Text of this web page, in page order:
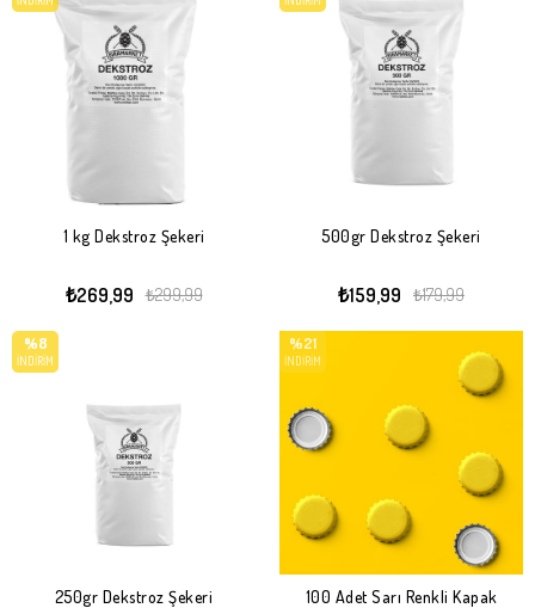
1 kg Dekstroz Şekeri
₺269,99 ₺299,99
500gr Dekstroz Şekeri
₺159,99 ₺179,99
250gr Dekstroz Şekeri
%8
İNDIRIM
100 Adet Sarı Renkli Kapak
%21
İNDIRIM